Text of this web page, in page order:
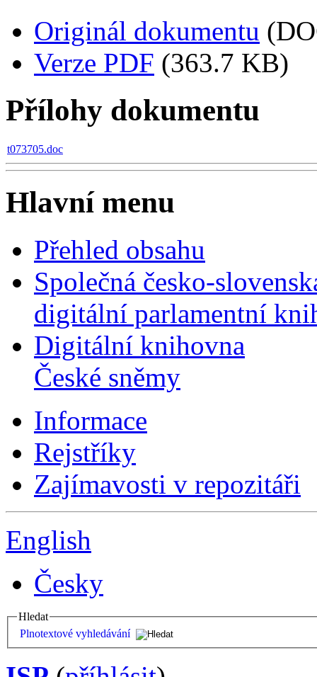
Originál dokumentu
Verze PDF (363.7 KB)
Přílohy dokumentu
t073705.doc
Hlavní menu
Přehled obsahu
Společná česko-
digitální parlamentní
Digitální knihovna
České sněmy
Informace
Rejstříky
Zajímavosti v repozitáři
English
Česky
Hledat
Plnotextové vyhledávání